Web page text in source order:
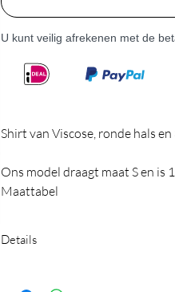
U kunt veilig afrekenen met de
Shirt van Viscose, ronde hals
Ons model draagt maat S en is
Maattabel
Details